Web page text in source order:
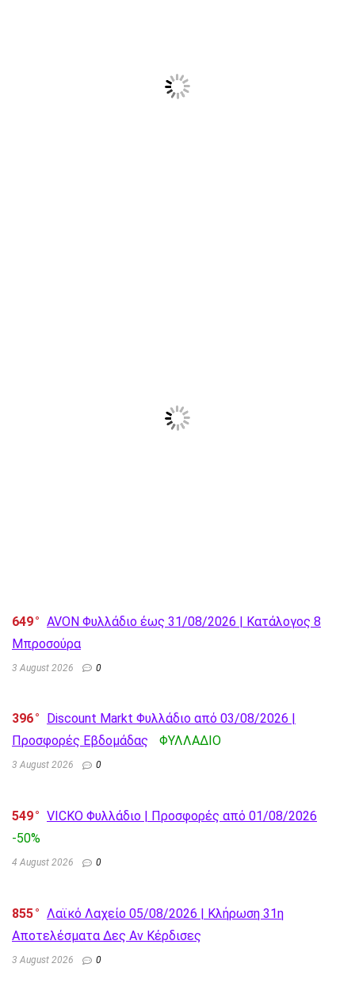
649
AVON Φυλλάδιο έως 31/08/2026 | Κατάλογος 8
Μπροσούρα
3 August 2026 0
396
Discount Markt Φυλλάδιο από 03/08/2026 |
Προσφορές Εβδομάδας
ΦΥΛΛΑΔΙΟ
3 August 2026 0
549
VICKO Φυλλάδιο | Προσφορές από 01/08/2026
-50%
4 August 2026 0
855
Λαϊκό Λαχείο 05/08/2026 | Κλήρωση 31η
Αποτελέσματα Δες Αν Κέρδισες
3 August 2026 0